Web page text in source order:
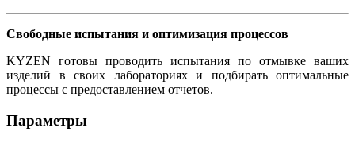
Свободные испытания и оптимизация процессов
KYZEN готовы проводить испытания по отмывке ваших
изделий в своих лабораториях и подбирать оптимальные
процессы с предоставлением отчетов.
Параметры